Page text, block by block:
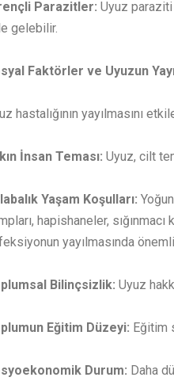
Parazitler: Uyuz
gelebilir.
Faktörler ve Uyuzun
hastalığının yayılmasını
İnsan Teması: Uyuz, cilt
Yaşam Koşulları:
hapishaneler,
yayılmasında
Bilinçsizlik: Uyuz
Eğitim Düzeyi: Eğitim
Durum: Daha